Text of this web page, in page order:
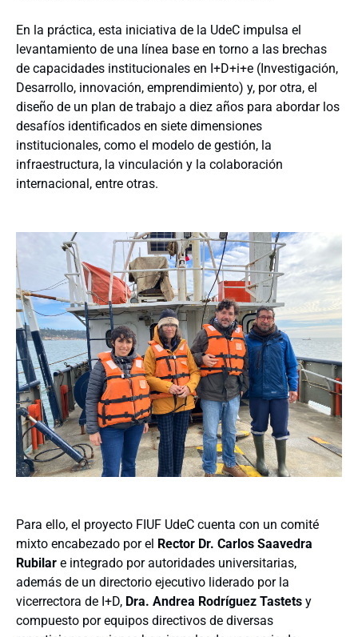
En la práctica, esta iniciativa de la UdeC impulsa el
levantamiento de una línea base en torno a las brechas
de capacidades institucionales en I+D+i+e (Investigación,
Desarrollo, innovación, emprendimiento) y, por otra, el
diseño de un plan de trabajo a diez años para abordar los
desafíos identificados en siete dimensiones
institucionales, como el modelo de gestión, la
infraestructura, la vinculación y la colaboración
internacional, entre otras.
Para ello, el proyecto FIUF UdeC cuenta con un comité
mixto encabezado por el Rector Dr. Carlos Saavedra
Rubilar e integrado por autoridades universitarias,
además de un directorio ejecutivo liderado por la
vicerrectora de I+D, Dra. Andrea Rodríguez Tastets y
compuesto por equipos directivos de diversas